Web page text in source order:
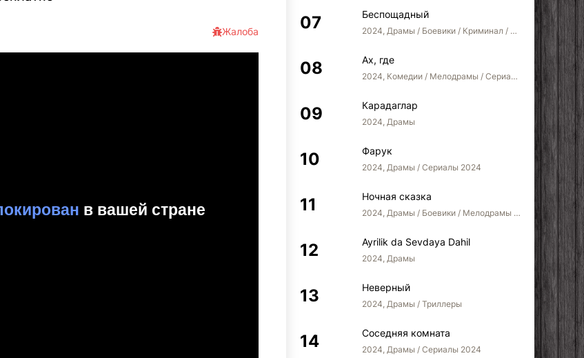
Жалоба
Беспощадный
2024, Драмы / Боевики / Криминал / Сериалы 2024
Ах, где
2024, Комедии / Мелодрамы / Сериалы 2022
Карадаглар
2024, Драмы
Фарук
2024, Драмы / Сериалы 2024
Ночная сказка
2024, Драмы / Боевики / Мелодрамы / Сериалы 2024
Ayrilik da Sevdaya Dahil
2024, Драмы
Неверный
2024, Драмы / Триллеры
Соседняя комната
2024, Драмы / Сериалы 2024